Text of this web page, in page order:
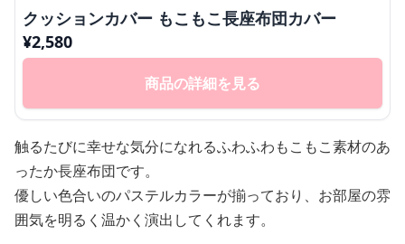
クッションカバー もこもこ長座布団カバー
¥2,580
商品の詳細を見る
触るたびに幸せな気分になれるふわふわもこもこ素材のあ
ったか長座布団です。
優しい色合いのパステルカラーが揃っており、お部屋の雰
囲気を明るく温かく演出してくれます。